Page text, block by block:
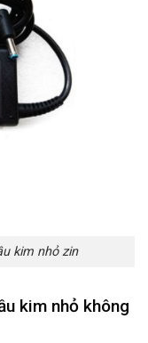
kim nhỏ zin
kim nhỏ không